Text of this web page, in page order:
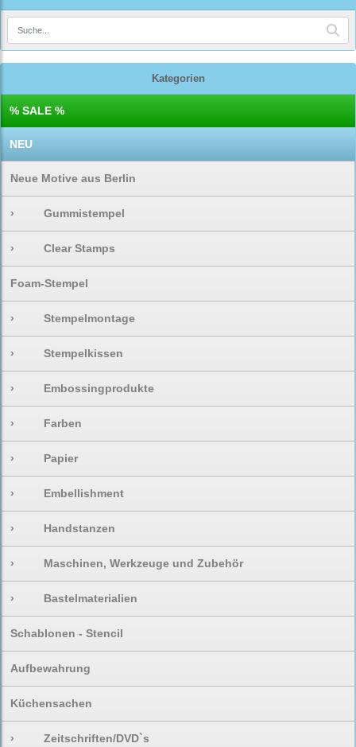
Kategorien
% SALE %
NEU
Neue Motive aus Berlin
› Gummistempel
› Clear Stamps
Foam-Stempel
› Stempelmontage
› Stempelkissen
› Embossingprodukte
› Farben
› Papier
› Embellishment
› Handstanzen
› Maschinen, Werkzeuge und Zubehör
› Bastelmaterialien
Schablonen - Stencil
Aufbewahrung
Küchensachen
› Zeitschriften/DVD`s